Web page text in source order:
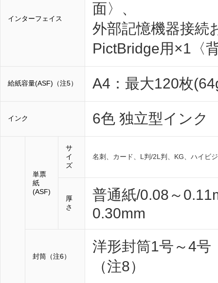
インターフェイス
面〉、
外部記憶機器接続
PictBridge用×1〈
給紙容量(ASF)（注5） A4：最大120枚
インク 6色 独立型インク
単票
紙
(ASF)
サ
イ
ズ
名刺、カード、L判/2L判、KG、ハイビ
厚
さ
普通紙/0.08～
0.30mm
封筒（注6）
洋形封筒1号～4号
（注8）